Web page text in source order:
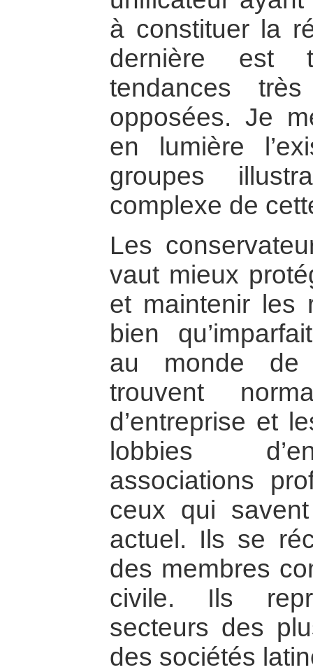
à constituer la
dernière est
tendances
opposées. Je
en lumière
groupes
complexe de
Les
vaut mieux
et maintenir les
bien
au monde de
trouvent
d’entreprise et
lobbies
associations
ceux qui
actuel. Ils se
des membres
civile. Ils
secteurs des
des sociétés